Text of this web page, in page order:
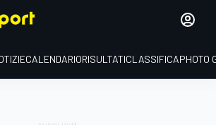
CALENDARIORISULTATICLASSIFICAPHOTO